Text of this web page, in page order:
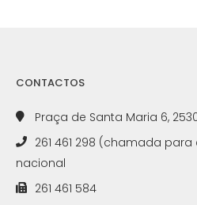
CONTACTOS
Praça de Santa Maria 6,
261 461 298 (chamada para
nacional
261 461 584